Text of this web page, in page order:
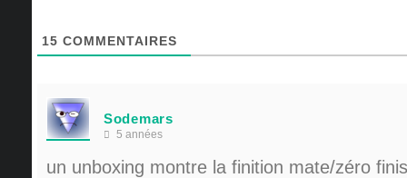
15 COMMENTAIRES
Sodemars
5 années
un unboxing montre la finition mate/zéro